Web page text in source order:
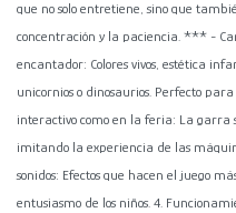
que no solo entretiene, sino que
concentración y la paciencia. *** -
encantador: Colores vivos, estética
unicornios o dinosaurios. Perfecto
interactivo como en la feria: La garra
imitando la experiencia de las
sonidos: Efectos que hacen el juego
entusiasmo de los niños. 4.